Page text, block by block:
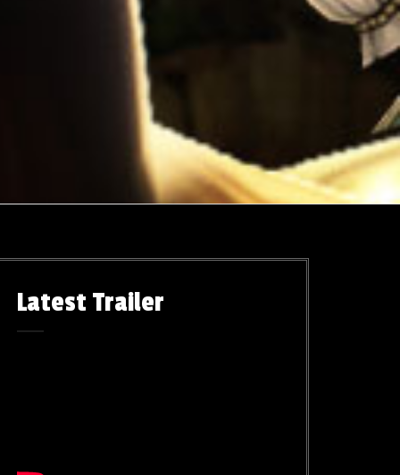
Latest Trailer